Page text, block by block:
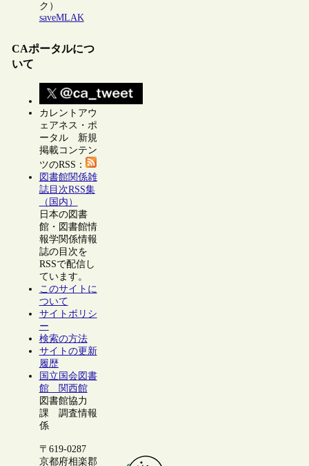
ク）
saveMLAK
CAポータルにつ
いて
カレントアウ
ェアネス・ポ
ータル 新規
掲載コンテン
ツのRSS：
図書館関係雑
誌目次RSS集
（国内）
日本の図書
館・図書館情
報学関係情報
誌の目次を
RSSで配信し
ています。
このサイトに
ついて
サイトポリシ
ー
検索の方法
サイトの更新
履歴
国立国会図書
館 関西館
図書館協力
課 調査情報
係
〒619-0287
京都府相楽郡